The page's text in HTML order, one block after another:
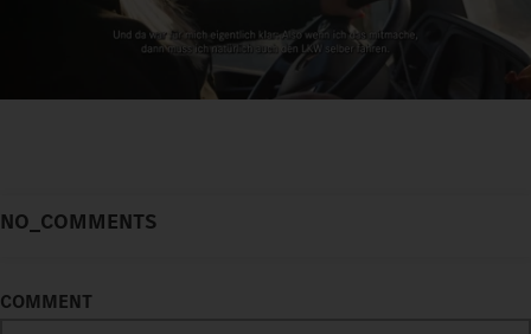
NO_COMMENTS
COMMENT